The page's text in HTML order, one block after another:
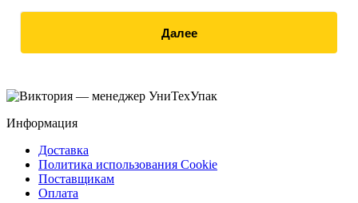
Далее
Информация
Доставка
Политика использования Cookie
Поставщикам
Оплата